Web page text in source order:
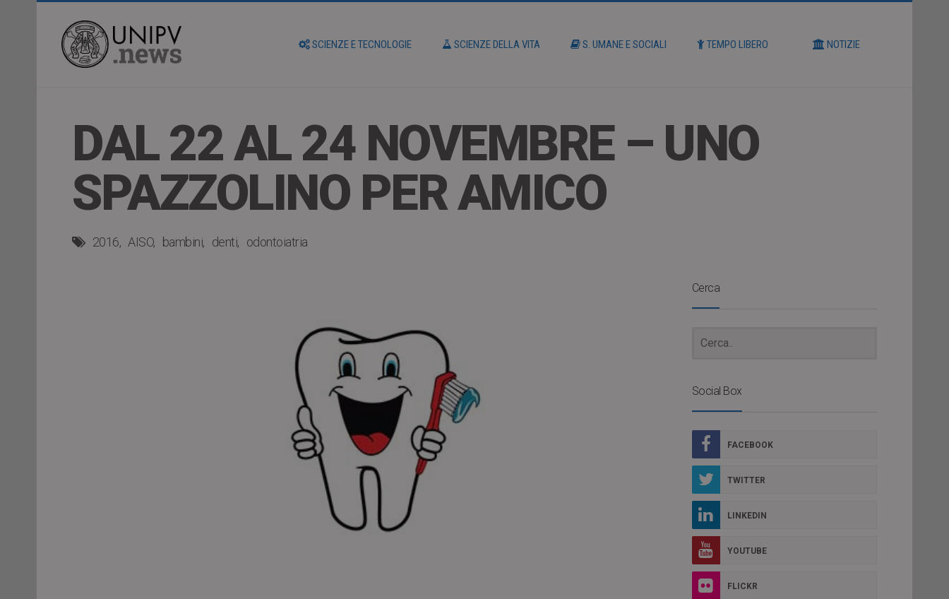
SCIENZE E TECNOLOGIE SCIENZE DELLA VITA S. UMANE E SOCIALI TEMPO LIBERO NOTIZIE
DAL 22 AL 24 NOVEMBRE – UNO
SPAZZOLINO PER AMICO
2016 AISO bambini denti odontoiatria
Cerca
Social Box
FACEBOOK
TWITTER
LINKEDIN
YOUTUBE
FLICKR